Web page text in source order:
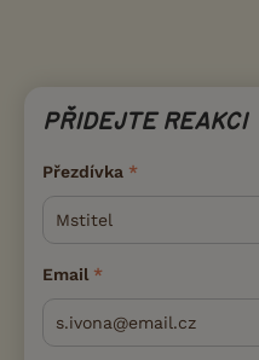
PŘIDEJTE REAKCI
Přezdívka
Email